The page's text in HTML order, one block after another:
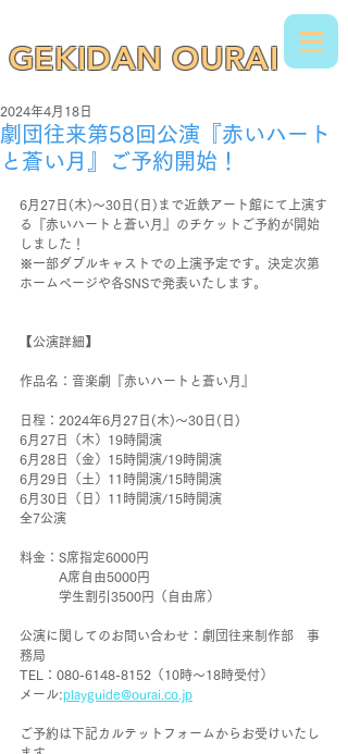
GEKIDAN OURAI
劇団往来第58回公演『赤いハート
と蒼い月』ご予約開始！
2024年4月18日
6月27日(木)～30日(日)まで近鉄アート館にて上演す
る『赤いハートと蒼い月』のチケットご予約が開始
しました！
※一部ダブルキャストでの上演予定です。決定次第
ホームページや各SNSで発表いたします。
【公演詳細】
作品名：音楽劇『赤いハートと蒼い月』
日程：2024年6月27日(木)～30日(日)
6月27日（木）19時開演
6月28日（金）15時開演/19時開演
6月29日（土）11時開演/15時開演
6月30日（日）11時開演/15時開演
全7公演
料金：S席指定6000円
A席自由5000円
学生割引3500円（自由席）
公演に関してのお問い合わせ：劇団往来制作部　事
務局
TEL：080-6148-8152（10時～18時受付）
メール:playguide@ourai.co.jp
ご予約は下記カルテットフォームからお受けいたし